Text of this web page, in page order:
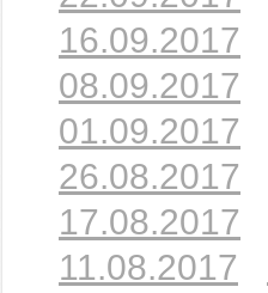
16.09.2017
08.09.2017
01.09.2017
26.08.2017
17.08.2017
11.08.2017